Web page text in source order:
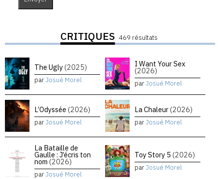
CRITIQUES 469 résultats
The Ugly (2025)
parJosué Morel
I Want Your Sex
(2026)
parJosué Morel
L’Odyssée (2026)
parJosué Morel
La Chaleur (2026)
parJosué Morel
La Bataille de
Gaulle : J’écris ton
nom (2026)
parJosué Morel
Toy Story 5 (2026)
parJosué Morel